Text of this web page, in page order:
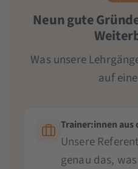
Neun gute
Was unsere
auf
Trainer:innen aus
Unsere
genau das,